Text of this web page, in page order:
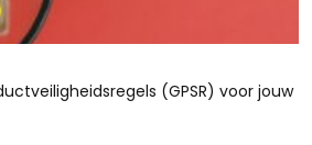
(GPSR) voor jouw